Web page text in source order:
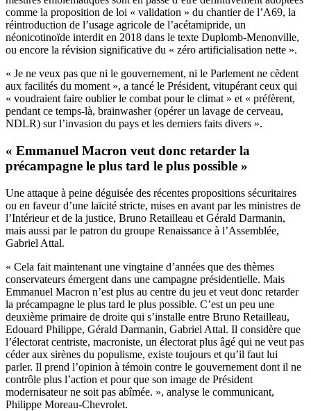
comme la proposition de loi « validation » du chantier de l’A69, la
réintroduction de l’usage agricole de l’acétamipride, un
néonicotinoïde interdit en 2018 dans le texte Duplomb-Menonville,
ou encore la révision significative du « zéro artificialisation nette ».
« Je ne veux pas que ni le gouvernement, ni le Parlement ne cèdent
aux facilités du moment », a tancé le Président, vitupérant ceux qui
« voudraient faire oublier le combat pour le climat » et « préfèrent,
pendant ce temps-là, brainwasher (opérer un lavage de cerveau,
NDLR) sur l’invasion du pays et les derniers faits divers ».
« Emmanuel Macron veut donc retarder la
précampagne le plus tard le plus possible »
Une attaque à peine déguisée des récentes propositions sécuritaires
ou en faveur d’une laïcité stricte, mises en avant par les ministres de
l’Intérieur et de la justice, Bruno Retailleau et Gérald Darmanin,
mais aussi par le patron du groupe Renaissance à l’Assemblée,
Gabriel Attal.
« Cela fait maintenant une vingtaine d’années que des thèmes
conservateurs émergent dans une campagne présidentielle. Mais
Emmanuel Macron n’est plus au centre du jeu et veut donc retarder
la précampagne le plus tard le plus possible. C’est un peu une
deuxième primaire de droite qui s’installe entre Bruno Retailleau,
Edouard Philippe, Gérald Darmanin, Gabriel Attal. Il considère que
l’électorat centriste, macroniste, un électorat plus âgé qui ne veut pas
céder aux sirènes du populisme, existe toujours et qu’il faut lui
parler. Il prend l’opinion à témoin contre le gouvernement dont il ne
contrôle plus l’action et pour que son image de Président
modernisateur ne soit pas abîmée. », analyse le communicant,
Philippe Moreau-Chevrolet.